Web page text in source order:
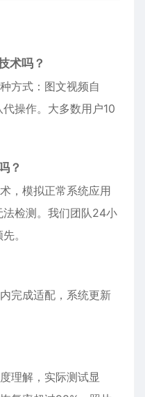
术吗？
方式：图文视频自
操作。大多数用户10
？
，模拟正常系统应用
检测。我们团队24小
。
完成适配，系统更新
理解，实际测试显